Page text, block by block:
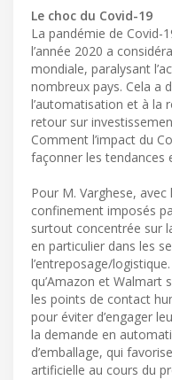
Le choc du Covid-19
La pandémie de Covid-
l’année 2020 a
mondiale, paralysant
nombreux pays. Cela a
l’automatisation et à la
retour sur
Comment l’impact du
façonner les tendances
Pour M. Varghese,
confinement imposés
surtout concentrée sur
en particulier dans les
l’entreposage/
qu’Amazon et Walmart
les points de contact
pour éviter d’engager
la demande en
d’emballage, qui
artificielle au cours du